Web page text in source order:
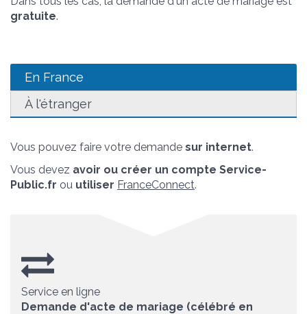
gratuite.
En France
À l'étranger
Vous pouvez faire votre demande sur internet.
Vous devez avoir ou créer un compte Service-
Public.fr ou utiliser FranceConnect.
Service en ligne
Demande d'acte de mariage (célébré en